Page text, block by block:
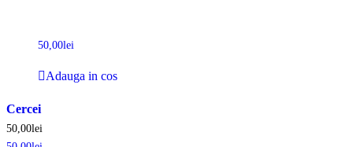
50,00lei
Adauga in cos
Cercei
50,00lei